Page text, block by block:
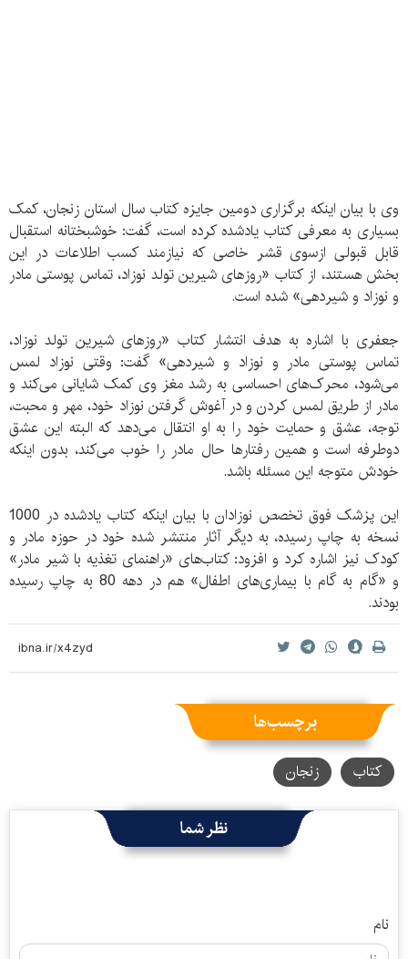
وی با بیان اینکه برگزاری دومین جایزه کتاب سال استان زنجان، کمک
بسیاری به معرفی کتاب یادشده کرده است، گفت: خوشبختانه استقبال
قابل قبولی ازسوی قشر خاصی که نیازمند کسب اطلاعات در این
بخش هستند، از کتاب «روزهای شیرین تولد نوزاد، تماس پوستی مادر
و نوزاد و شیردهی» شده است.
جعفری با اشاره به هدف انتشار کتاب «روزهای شیرین تولد نوزاد،
تماس پوستی مادر و نوزاد و شیردهی» گفت: وقتی نوزاد لمس
می‌شود، محرک‌های احساسی به رشد مغز وی کمک شایانی می‌کند و
مادر از طریق لمس کردن و در آغوش گرفتن نوزاد خود، مهر و محبت،
توجه، عشق و حمایت خود را به او انتقال می‌دهد که البته این عشق
دوطرفه است و همین رفتارها حال مادر را خوب می‌کند، بدون اینکه
خودش متوجه این مسئله باشد.
این پزشک فوق تخصص نوزادان با بیان اینکه کتاب یادشده در 1000
نسخه به چاپ رسیده، به دیگر آثار منتشر شده خود در حوزه مادر و
کودک نیز اشاره کرد و افزود: کتاب‌های «راهنمای تغذیه با شیر مادر»
و «گام به گام با بیماری‌های اطفال» هم در دهه 80 به چاپ رسیده
بودند.
برچسب‌ها
کتاب زنجان
نظر شما
نام